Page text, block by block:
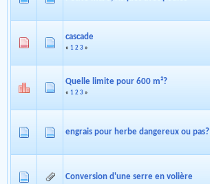
cascade
« 1 2 3 »
Quelle limite pour 600 m²?
« 1 2 3 »
engrais pour herbe dangereux ou pas?
Conversion d'une serre en volière